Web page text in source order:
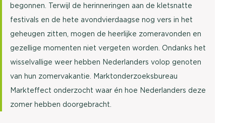
begonnen. Terwijl de herinneringen aan de kletsnatte
festivals en de hete avondvierdaagse nog vers in het
geheugen zitten, mogen de heerlijke zomeravonden en
gezellige momenten niet vergeten worden. Ondanks het
wisselvallige weer hebben Nederlanders volop genoten
van hun zomervakantie. Marktonderzoeksbureau
Markteffect onderzocht waar én hoe Nederlanders deze
zomer hebben doorgebracht.